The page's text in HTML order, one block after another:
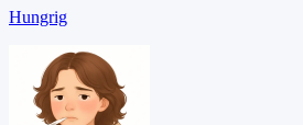
Hungrig